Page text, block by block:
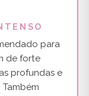
para
de forte
profundas e